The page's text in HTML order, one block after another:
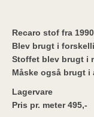
Recaro stof fra
Blev brugt i
Stoffet blev brugt i
Måske også brugt i
Lagervare
Pris pr. meter 495,-